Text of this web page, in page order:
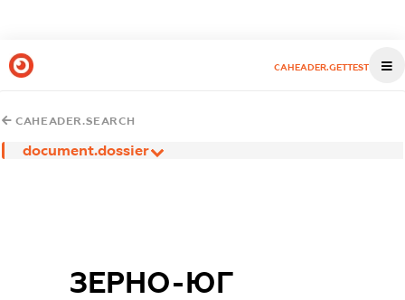
CAHEADER.GETTEST
CAHEADER.SEARCH
document.dossier
ЗЕРНО-ЮГ